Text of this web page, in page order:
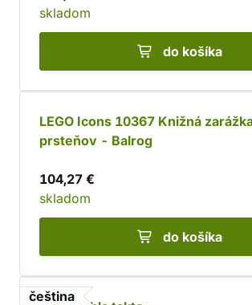
skladom
do košíka
LEGO Icons 10367 Knižná
prsteňov - Balrog
104,27 €
skladom
do košíka
čeština